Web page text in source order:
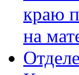
краю
на